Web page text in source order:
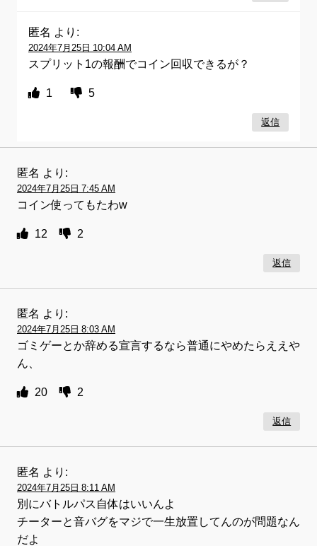
匿名 より:
2024年7月25日 10:04 AM
スプリット1の報酬でコイン回収できるが？
1 5
返信
匿名 より:
2024年7月25日 7:45 AM
コイン使ってもたわw
12 2
返信
匿名 より:
2024年7月25日 8:03 AM
ゴミゲーとか辞める宣言するなら普通にやめたらええや
ん、
20 2
返信
匿名 より:
2024年7月25日 8:11 AM
別にバトルパス自体はいいんよ
チーターと音バグをマジで一生放置してんのが問題なん
だよ